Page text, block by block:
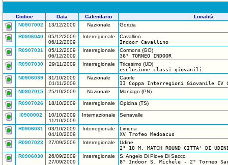
Codice Data Calendario
Località
N0907002
13/12/2009 Nazionale Gorizia
R0906040
05/12/2009
06/12/2009
Interregionale
Cavallino
Indoor Cavallino
R0907031
05/12/2009
06/12/2009
Interregionale
Cormons (GO)
36° TORNEO INDOOR
R0907030
29/11/2009 Interregionale
Tricesimo (UD)
esclusione classi giovanili
N0906039
31/10/2009
01/11/2009
Nazionale
Caorle
II Coppa Interregioni Giovanile
N0907015
25/10/2009 Nazionale Maniago (PN)
R0907026 18/10/2009 Interregionale Opicina (TS)
I0900002
10/10/2009
11/10/2009
Internazionale Serravalle
R0906031
03/10/2009
04/10/2009
Interregionale
Limena
XV Trofeo Medoacus
R0907023
27/09/2009 Interregionale
Udine
2° 18 M. MATCH ROUND CITTA' DI
R0906030
26/09/2009
27/09/2009
Interregionale
S. Angelo Di Piove Di Sacco
8° Indoor S. Michele - 2° Torneo